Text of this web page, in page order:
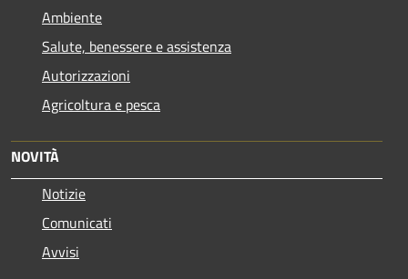
Ambiente
Salute, benessere e assistenza
Autorizzazioni
Agricoltura e pesca
NOVITÀ
Notizie
Comunicati
Avvisi